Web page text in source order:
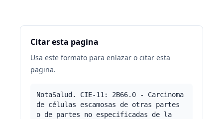
Citar esta pagina
Usa este formato para enlazar o citar esta
pagina.
NotaSalud. CIE-11: 2B66.0 - Carcinoma
de células escamosas de otras partes
o de partes no especificadas de la